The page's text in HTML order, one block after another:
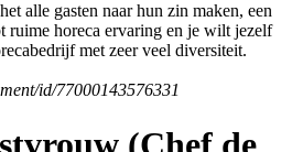
alle gasten naar hun zin maken, een
ruime horeca ervaring en je wilt jezelf
met zeer veel diversiteit.
(Chef de